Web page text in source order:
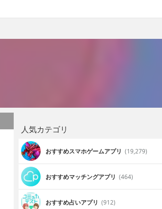
人気カテゴリ
おすすめスマホゲームアプリ (19,279)
おすすめマッチングアプリ (464)
おすすめ占いアプリ (912)